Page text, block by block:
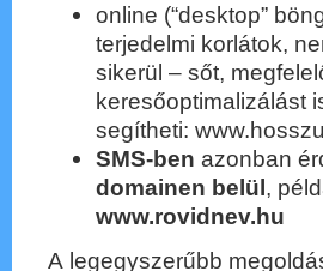
online (“desktop”
terjedelmi korlátok,
sikerül – sőt,
keresőoptimalizálást
segítheti:
SMS-ben azonban
domainen belül,
www.rovidnev.hu
A legegyszerűbb